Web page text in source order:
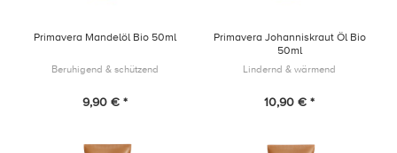
Primavera Mandelöl Bio 50ml
Beruhigend & schützend
9,90 € *
Primavera Johanniskraut Öl Bio
50ml
Lindernd & wärmend
10,90 € *